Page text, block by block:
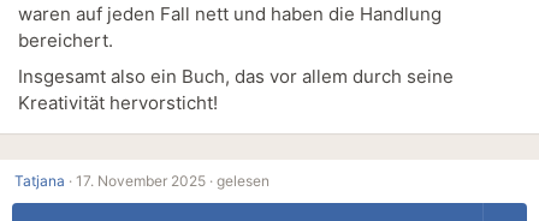
waren auf jeden Fall nett und haben die Handlung
bereichert.
Insgesamt also ein Buch, das vor allem durch seine
Kreativität hervorsticht!
Tatjana · 17. November 2025 · gelesen